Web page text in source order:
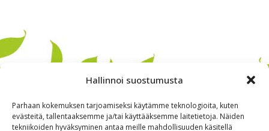
Hallinnoi suostumusta
Parhaan kokemuksen tarjoamiseksi käytämme teknologioita, kuten
evästeitä, tallentaaksemme ja/tai käyttääksemme laitetietoja. Näiden
tekniikoiden hyväksyminen antaa meille mahdollisuuden käsitellä